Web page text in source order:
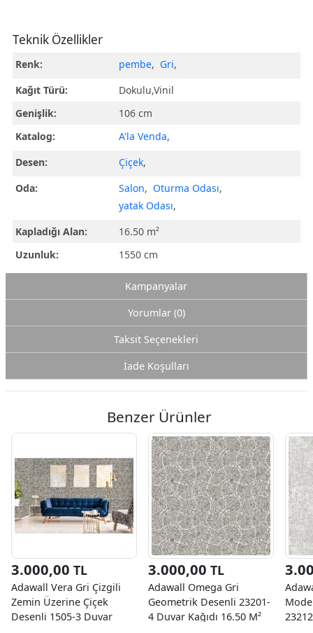
Teknik Özellikler
Renk: pembe, Gri,
Kağıt Türü:
Dokulu,Vinil
Genişlik:
106 cm
Katalog:
A'la Venda,
Desen:
Çiçek,
Oda:
Salon, Oturma Odası,
yatak Odası,
Kapladığı Alan:
16.50 m²
Uzunluk:
1550 cm
Kampanyalar
Yorumlar (0)
Taksit Seçenekleri
İade Koşulları
Benzer Ürünler
3.000,00 TL
Adawall Vera Gri Çizgili
Zemin Üzerine Çiçek
Desenli 1505-3 Duvar
3.000,00 TL
Adawall Omega Gri
Geometrik Desenli 23201-
4 Duvar Kağıdı 16.50 M²